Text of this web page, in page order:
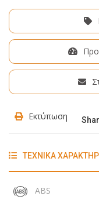
Εκτύπωση
ΤΕΧΝΙΚΑ
ABS